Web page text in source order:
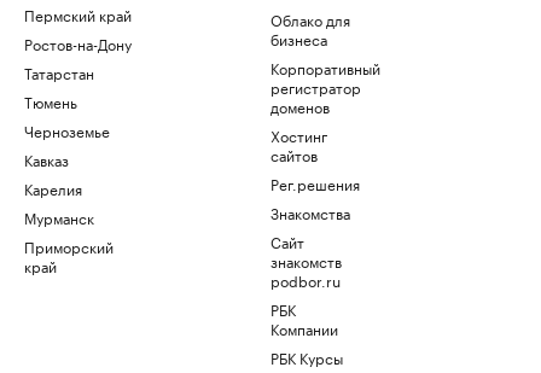
Пермский край
Ростов-на-Дону
Татарстан
Тюмень
Черноземье
Кавказ
Карелия
Мурманск
Приморский
край
Облако для
бизнеса
Корпоративный
регистратор
доменов
Хостинг
сайтов
Рег.решения
Знакомства
Сайт
знакомств
podbor.ru
РБК
Компании
РБК Курсы